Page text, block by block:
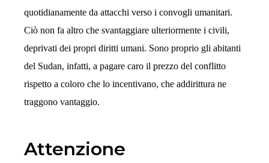
quotidianamente da attacchi verso i convogli umanitari.
Ciò non fa altro che svantaggiare ulteriormente i civili,
deprivati dei propri diritti umani. Sono proprio gli abitanti
del Sudan, infatti, a pagare caro il prezzo del conflitto
rispetto a coloro che lo incentivano, che addirittura ne
traggono vantaggio.
Attenzione